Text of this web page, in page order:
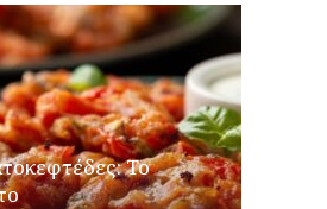
Το